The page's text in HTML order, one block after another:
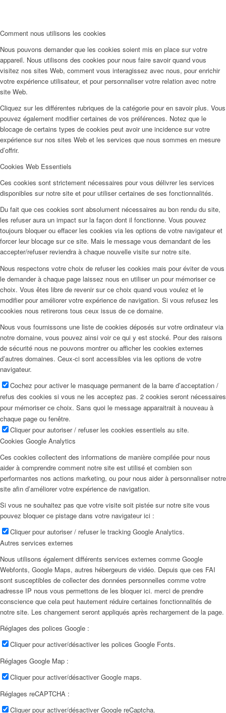
Comment nous utilisons les cookies
Nous pouvons demander que les cookies soient mis en place sur votre
appareil. Nous utilisons des cookies pour nous faire savoir quand vous
visitez nos sites Web, comment vous interagissez avec nous, pour enrichir
votre expérience utilisateur, et pour personnaliser votre relation avec notre
site Web.
Cliquez sur les différentes rubriques de la catégorie pour en savoir plus. Vous
pouvez également modifier certaines de vos préférences. Notez que le
blocage de certains types de cookies peut avoir une incidence sur votre
expérience sur nos sites Web et les services que nous sommes en mesure
d’offrir.
Cookies Web Essentiels
Ces cookies sont strictement nécessaires pour vous délivrer les services
disponibles sur notre site et pour utiliser certaines de ses fonctionnalités.
Du fait que ces cookies sont absolument nécessaires au bon rendu du site,
les refuser aura un impact sur la façon dont il fonctionne. Vous pouvez
toujours bloquer ou effacer les cookies via les options de votre navigateur et
forcer leur blocage sur ce site. Mais le message vous demandant de les
accepter/refuser reviendra à chaque nouvelle visite sur notre site.
Nous respectons votre choix de refuser les cookies mais pour éviter de vous
le demander à chaque page laissez nous en utiliser un pour mémoriser ce
choix. Vous êtes libre de revenir sur ce choix quand vous voulez et le
modifier pour améliorer votre expérience de navigation. Si vous refusez les
cookies nous retirerons tous ceux issus de ce domaine.
Nous vous fournissons une liste de cookies déposés sur votre ordinateur via
notre domaine, vous pouvez ainsi voir ce qui y est stocké. Pour des raisons
de sécurité nous ne pouvons montrer ou afficher les cookies externes
d’autres domaines. Ceux-ci sont accessibles via les options de votre
navigateur.
Cochez pour activer le masquage permanent de la barre d’acceptation /
refus des cookies si vous ne les acceptez pas. 2 cookies seront nécessaires
pour mémoriser ce choix. Sans quoi le message apparaitrait à nouveau à
chaque page ou fenêtre.
Cliquer pour autoriser / refuser les cookies essentiels au site.
Cookies Google Analytics
Ces cookies collectent des informations de manière compilée pour nous
aider à comprendre comment notre site est utilisé et combien son
performantes nos actions marketing, ou pour nous aider à personnaliser notre
site afin d’améliorer votre expérience de navigation.
Si vous ne souhaitez pas que votre visite soit pistée sur notre site vous
pouvez bloquer ce pistage dans votre navigateur ici :
Cliquer pour autoriser / refuser le tracking Google Analytics.
Autres services externes
Nous utilisons également différents services externes comme Google
Webfonts, Google Maps, autres hébergeurs de vidéo. Depuis que ces FAI
sont susceptibles de collecter des données personnelles comme votre
adresse IP nous vous permettons de les bloquer ici. merci de prendre
conscience que cela peut hautement réduire certaines fonctionnalités de
notre site. Les changement seront appliqués après rechargement de la page.
Réglages des polices Google :
Cliquer pour activer/désactiver les polices Google Fonts.
Réglages Google Map :
Cliquer pour activer/désactiver Google maps.
Réglages reCAPTCHA :
Cliquer pour activer/désactiver Google reCaptcha.